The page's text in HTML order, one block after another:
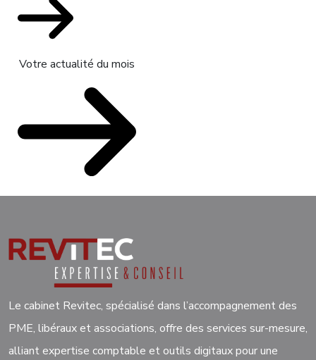
Votre actualité du mois
Le cabinet Revitec, spécialisé dans l’accompagnement des
PME, libéraux et associations, offre des services sur-mesure,
alliant expertise comptable et outils digitaux pour une